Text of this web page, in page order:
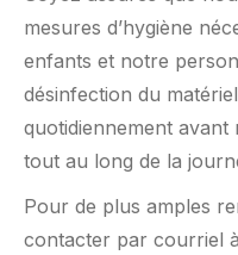
mesures d’hygiène
enfants et notre
désinfection du
quotidiennement
tout au long de la
Pour de plus amples
contacter par courriel